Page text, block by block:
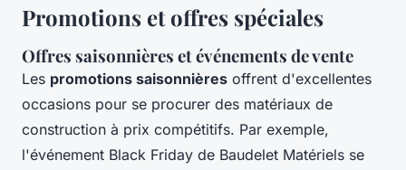
Promotions et offres spéciales
Offres saisonnières et événements de vente
Les promotions saisonnières offrent d'excellentes
occasions pour se procurer des matériaux de
construction à prix compétitifs. Par exemple,
l'événement Black Friday de Baudelet Matériels se